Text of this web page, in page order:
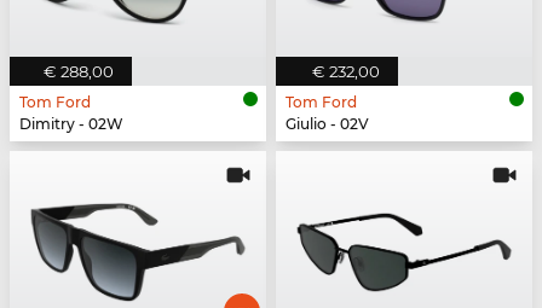
€ 288,00
Tom Ford
Dimitry - 02W
€ 232,00
Tom Ford
Giulio - 02V